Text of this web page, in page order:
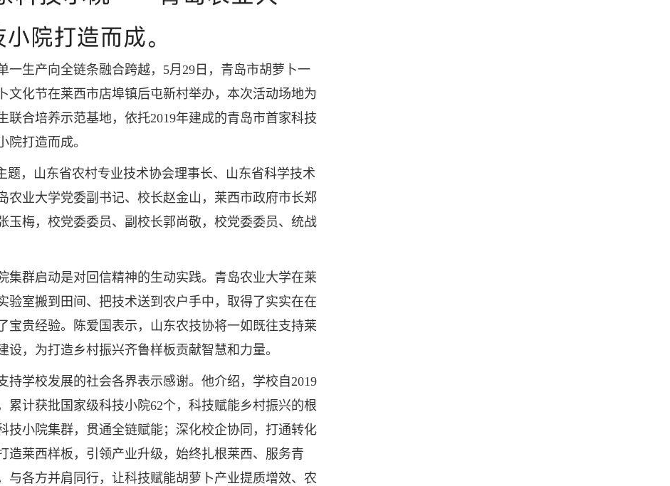
一生产向全链条融合跨越，5月29日，青岛市胡萝卜一
文化节在莱西市店埠镇后屯新村举办，本次活动场地为
联合培养示范基地，依托2019年建成的青岛市首家科技
打造而成。
题，山东省农村专业技术协会理事长、山东省科学技术
农业大学党委副书记、校长赵金山，莱西市政府市长郑
玉梅，校党委委员、副校长郭尚敬，校党委委员、统战
集群启动是对回信精神的生动实践。青岛农业大学在莱
验室搬到田间、把技术送到农户手中，取得了实实在在
宝贵经验。陈爱国表示，山东农技协将一如既往支持莱
，为打造乡村振兴齐鲁样板贡献智慧和力量。
持学校发展的社会各界表示感谢。他介绍，学校自2019
累计获批国家级科技小院62个，科技赋能乡村振兴的根
技小院集群，贯通全链赋能；深化校企协同，打通转化
造莱西样板，引领产业升级，始终扎根莱西、服务青
与各方并肩同行，让科技赋能胡萝卜产业提质增效、农